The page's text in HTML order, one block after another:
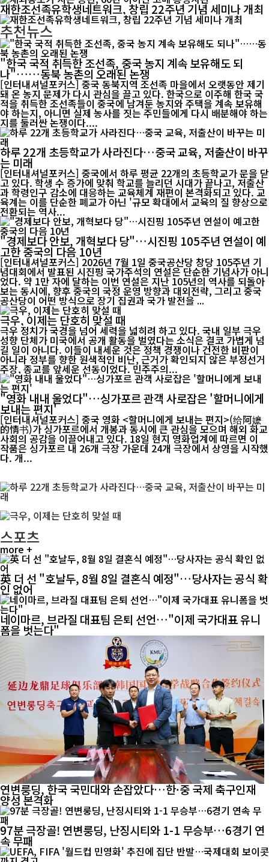
재한조선족유학생네트워크, 창립 22주년 기념 세미나 개최
추천뉴스
"한국 국적 취득한 조선족, 중국 농지 계속 보유해도 되
나"……동북 농촌의 오래된 논쟁
[인터내셔널포커스] 중국 동북지역 조선족 마을에서 오랫동안 제기
돼 온 농지 문제가 다시 관심을 끌고 있다. 한국으로 이주해 한국 국
적을 취득한 조선족들이 중국에 남겨둔 농지와 주택을 계속 보유해
야 하는지, 아니면 실제 농사를 짓는 주민들에게 다시 배분해야 하는
지를 둘러싼 논쟁이다....
하루 22개 초등학교가 사라진다…중국 교육, 저출산이 바꾸
는 미래
[인터내셔널포커스] 중국에서 하루 평균 22개의 초등학교가 문을 닫
고 있다. 학생 수 증가에 맞춰 학교를 늘리던 시대가 끝나고, 저출산
과 학령인구 감소에 대응하는 교육체계 재편이 본격화되고 있다. 교
육계는 이를 단순한 폐교가 아닌 '규모 확대에서 교육의 질 향상으로
전환되는 역사...
"경제보다 안보, 개혁보다 당"…시진핑 105주년 연설이 예
고한 중국의 다음 10년
[인터내셔널포커스] 2026년 7월 1일 중국공산당 창당 105주년 기
념대회에서 발표된 시진핑 국가주석의 연설은 단순한 기념사가 아니
었다. 약 1만 자에 달하는 이번 연설은 지난 105년의 역사를 되돌아
보는 동시에, 향후 중국의 국정 운영 방향과 대외전략, 그리고 중국
공산당이 어떤 방식으로 장기 집권과 국가 발전을 ...
극우, 이제는 단호히 맞설 때
극우 정치가 국경을 넘어 세력을 넓히려 하고 있다. 국내 일부 극우
성향 단체가 미국에서 공개 활동을 벌였다는 소식은 결코 가볍게 넘
길 일이 아니다. 이들이 내세운 것은 정책 경쟁이나 건전한 비판이
아니라 정부를 향한 원색적인 비난, 근거가 확인되지 않은 부정선거
주장, 종교를 앞세운 선동이었다. 민주주의...
"영화 내내 울었다"…싱가포르 관객 사로잡은 '할머니에게
보내는 편지'
[인터내셔널포커스] 중국 영화 <할머니에게 보내는 편지>(给阿嬷
的情书)가 싱가포르에서 개봉과 동시에 큰 관심을 모으며 해외 화교
사회의 공감을 이끌어내고 있다. 18일 현지 영화업계에 따르면 이
작품은 싱가포르 내 26개 극장 가운데 24개 극장에서 상영을 시작했
다. 개...
스포츠
more +
英 더 선 "호날두, 8월 8일 결혼식 예정"…당사자는 공식 확
인 없어
네이마르, 브라질 대표팀 은퇴 선언…"이제 국가대표 유니
폼을 벗는다"
연변룽딩, 한국 국민대와 손잡았다…한·중 국제 축구인재
양성 본격화
97분 극장골! 연변룽딩, 난징시티와 1-1 무승부…6경기 연
속 무패